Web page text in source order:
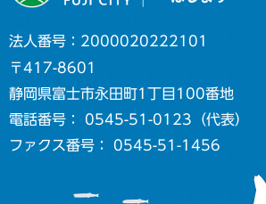
法人番号：2000020222101
〒417-8601
静岡県富士市永田町1丁目100番地
電話番号： 0545-51-0123（代表）
ファクス番号： 0545-51-1456